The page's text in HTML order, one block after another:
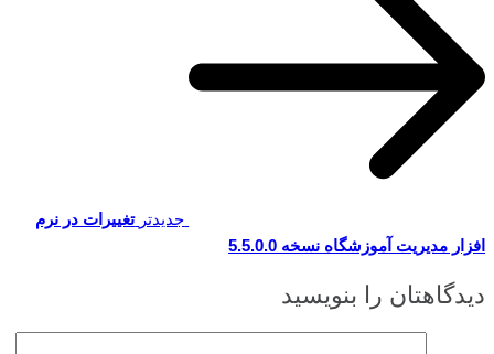
جدیدتر تغییرات در نرم
افزار مدیریت آموزشگاه نسخه 5.5.0.0
دیدگاهتان را بنویسید